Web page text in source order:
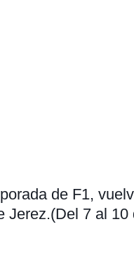
de F1,
Jerez.(Del 7 al 10